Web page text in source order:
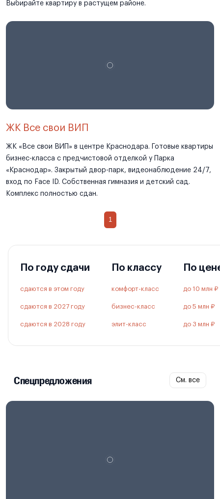
Выбирайте квартиру в растущем районе.
ЖК Все свои ВИП
ЖК «Все свои ВИП» в центре Краснодара. Готовые квартиры
бизнес-класса с предчистовой отделкой у Парка
«Краснодар». Закрытый двор-парк, видеонаблюдение 24/7,
вход по Face ID. Собственная гимназия и детский сад.
Комплекс полностью сдан.
1
По году сдачи
сдаются в этом году
сдаются в 2027 году
сдаются в 2028 году
По классу
комфорт-класс
бизнес-класс
элит-класс
По
до 10 млн ₽
до 5 млн ₽
до 3 млн ₽
Спецпредложения См. все